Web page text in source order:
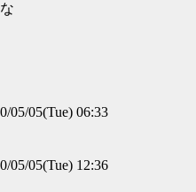
05/05(Tue) 06:33
05/05(Tue) 12:36